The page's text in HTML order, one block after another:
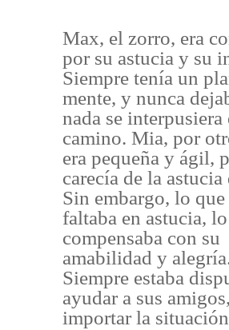
Max, el zorro, era
por su astucia y su
Siempre tenía un
mente, y nunca
nada se interpusiera
camino. Mia, por
era pequeña y ágil,
carecía de la
Sin embargo, lo que
faltaba en astucia, lo
compensaba con su
amabilidad y
Siempre estaba
ayudar a sus
importar la